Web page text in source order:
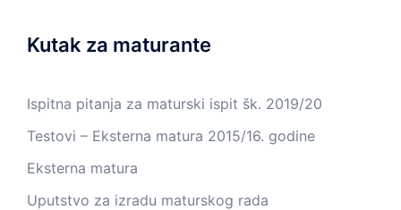
Kutak za maturante
Ispitna pitanja za maturski ispit šk. 2019/20
Testovi – Eksterna matura 2015/16. godine
Eksterna matura
Uputstvo za izradu maturskog rada